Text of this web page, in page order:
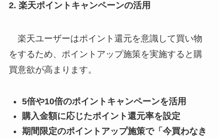
2. 楽天ポイントキャンペーンの活用
楽天ユーザーはポイント還元を意識して買い物
をするため、ポイントアップ施策を実施すると購
買意欲が高まります。
5倍や10倍のポイントキャンペーンを活用
購入金額に応じたポイント還元率を設定
期間限定のポイントアップ施策で「今買わなき